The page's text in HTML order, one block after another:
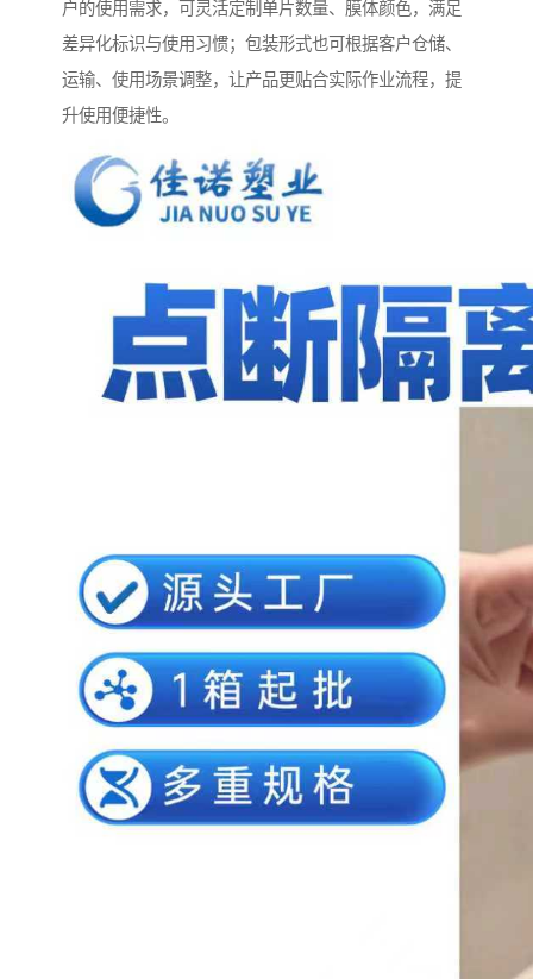
户的使用需求，可灵活定制单片数量、膜体颜色，满足
差异化标识与使用习惯；包装形式也可根据客户仓储、
运输、使用场景调整，让产品更贴合实际作业流程，提
升使用便捷性。